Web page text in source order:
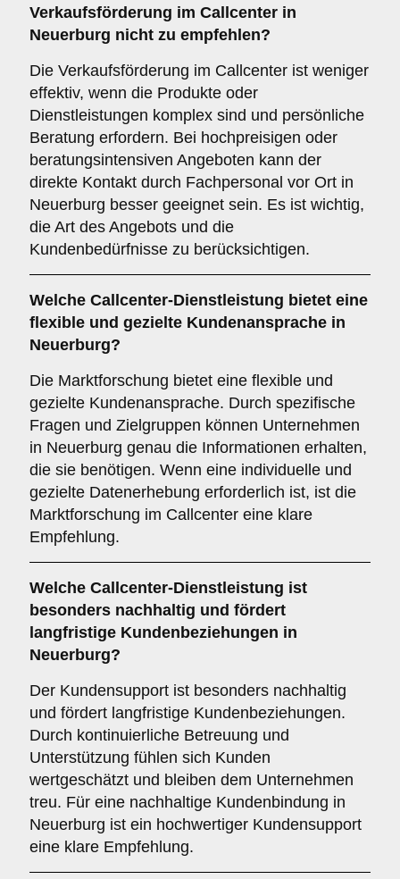
Verkaufsförderung im Callcenter in
Neuerburg nicht zu empfehlen?
Die Verkaufsförderung im Callcenter ist weniger
effektiv, wenn die Produkte oder
Dienstleistungen komplex sind und persönliche
Beratung erfordern. Bei hochpreisigen oder
beratungsintensiven Angeboten kann der
direkte Kontakt durch Fachpersonal vor Ort in
Neuerburg besser geeignet sein. Es ist wichtig,
die Art des Angebots und die
Kundenbedürfnisse zu berücksichtigen.
Welche Callcenter-Dienstleistung bietet eine
flexible und gezielte Kundenansprache in
Neuerburg?
Die Marktforschung bietet eine flexible und
gezielte Kundenansprache. Durch spezifische
Fragen und Zielgruppen können Unternehmen
in Neuerburg genau die Informationen erhalten,
die sie benötigen. Wenn eine individuelle und
gezielte Datenerhebung erforderlich ist, ist die
Marktforschung im Callcenter eine klare
Empfehlung.
Welche Callcenter-Dienstleistung ist
besonders nachhaltig und fördert
langfristige Kundenbeziehungen in
Neuerburg?
Der Kundensupport ist besonders nachhaltig
und fördert langfristige Kundenbeziehungen.
Durch kontinuierliche Betreuung und
Unterstützung fühlen sich Kunden
wertgeschätzt und bleiben dem Unternehmen
treu. Für eine nachhaltige Kundenbindung in
Neuerburg ist ein hochwertiger Kundensupport
eine klare Empfehlung.